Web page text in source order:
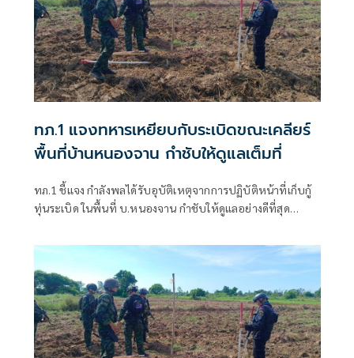
ทภ.1 แจงทหารเหยียบกับระเบิดขณะเคลียร์
พื้นที่บ้านหนองจาน กำชับให้ดูแลเต็มที่
ทภ.1 ชี้แจง กำลังพลได้รับอุบัติเหตุจากการปฏิบัติหน้าที่เก็บกู้
ทุ่นระเบิด ในพื้นที่ บ.หนองจาน กำชับให้ดูแลอย่างดีที่สุด
ปัจจุบันสร้างพื้นที่ปลอดภัยแล้ว 76.73%